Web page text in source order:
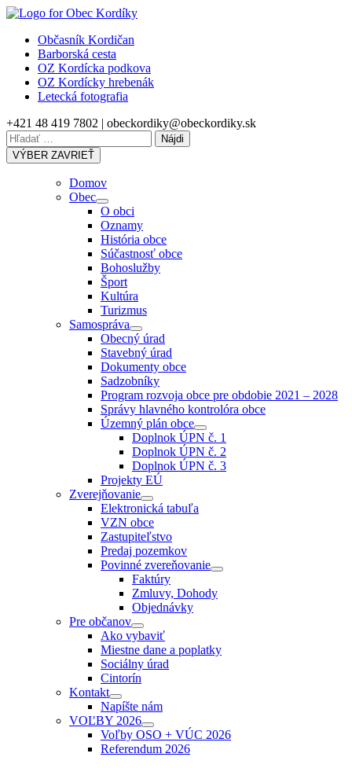
Skip
contentObčasník Kordičan
Barborská cesta
OZ Kordícka podkova
OZ Kordícky hrebenák
Letecká fotografia
+421 48 419 7802 | obeckordiky@obeckordiky.sk
Hľadať:
VÝBER ZAVRIEŤ
Domov
Obec
Show
sub
menu
O obci
Oznamy
História obce
Súčastnosť obce
Bohoslužby
Šport
Kultúra
Turizmus
Samospráva
Show
sub
menu
Obecný úrad
Stavebný úrad
Dokumenty obce
Sadzobníky
Program rozvoja obce pre obdobie 2021 – 2028
Správy hlavného kontrolóra obce
Územný plán obce
Show
sub
menu
Doplnok ÚPN č. 1
Doplnok ÚPN č. 2
Doplnok ÚPN č. 3
Projekty EÚ
Zverejňovanie
Show
sub
menu
Elektronická tabuľa
VZN obce
Zastupiteľstvo
Predaj pozemkov
Povinné zvereňovanie
Show
menu
Faktúry
Zmluvy, Dohody
Objednávky
Pre občanov
Show
sub
menu
Ako vybaviť
Miestne dane a poplatky
Sociálny úrad
Cintorín
Kontakt
Show
sub
menu
Napíšte nám
VOĽBY 2026
Show
sub
menu
Voľby OSO + VÚC 2026
Referendum 2026